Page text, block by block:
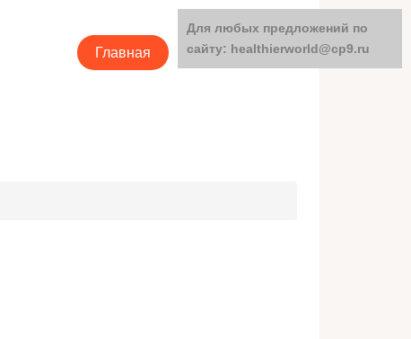
Главная Категории
Для любых предложений по
сайту: healthierworld@cp9.ru